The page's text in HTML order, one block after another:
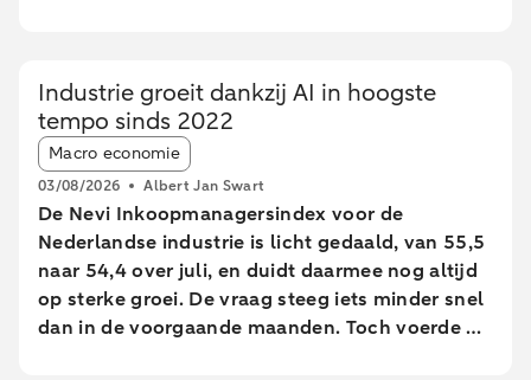
blijkt uit een analyse van geanonimiseerde en
geaggregeerde transactiegegevens.
Industrie groeit dankzij AI in hoogste
tempo sinds 2022
Article tags:
Macro economie
03/08/2026 Albert Jan Swart
De Nevi Inkoopmanagersindex voor de
Nederlandse industrie is licht gedaald, van 55,5
naar 54,4 over juli, en duidt daarmee nog altijd
op sterke groei. De vraag steeg iets minder snel
dan in de voorgaande maanden. Toch voerde de